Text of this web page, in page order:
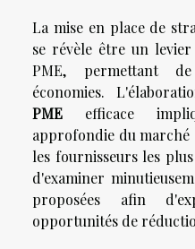
La mise en place de
se révèle être un
PME, permettant
économies.
PME efficace
approfondie du marché
les fournisseurs les
d'examiner
proposées afin
opportunités de